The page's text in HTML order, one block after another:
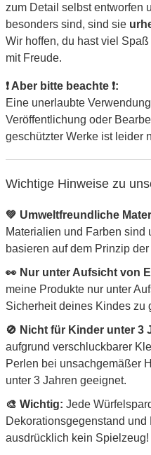
zum Detail selbst entworfen
besonders sind, sind sie
Wir hoffen, du hast viel
mit Freude.
❗ Aber bitte beachte ❗:
Eine unerlaubte
Veröffentlichung oder
geschützter Werke ist leider
Wichtige Hinweise zu
💚 Umweltfreundliche
Materialien und Farben sind
basieren auf dem Prinzip
👀 Nur unter Aufsicht von
meine Produkte nur unter
Sicherheit deines Kindes zu
🚫 Nicht für Kinder unter 3
aufgrund verschluckbarer
Perlen bei unsachgemäßer
unter 3 Jahren geeignet.
🎨 Wichtig: Jede
Dekorationsgegenstand
ausdrücklich kein Spielzeug!